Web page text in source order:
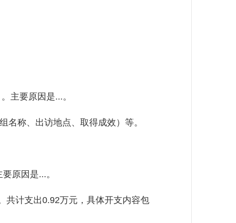
主要原因是...。
称、出访地点、取得成效）等。
原因是...。
计支出0.92万元，具体开支内容包